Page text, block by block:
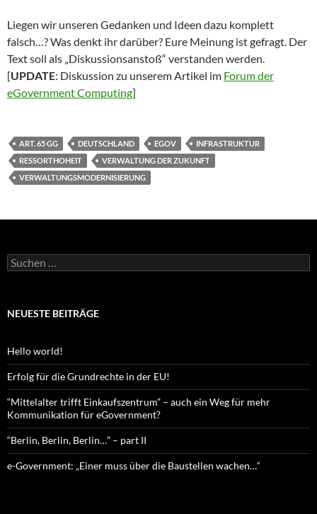
Liegen wir unseren Gedanken und Ideen dazu komplett
falsch…? Was denkt ihr darüber? Eure Meinung ist gefragt. Der
Text soll als „Diskussionsanstoß“ verstanden werden.
[UPDATE: Diskussion zu unserem Artikel im Forum der
eGovernment Computing]
ART. 65 GG DEUTSCHLAND EGOV
INFRASTRUKTUR
RESSORTHOHEIT
VERWALTUNG DER ZUKUNFT
VERWALTUNGSMODERNISIERUNG
Suchen
nach:
NEUESTE BEITRÄGE
Hello world!
Erfolg für die Grundrechte in der EU!
“Mittelalter trifft Einkaufszentrum” – auch ein Weg für mehr
Kommunikation für eGovernment?
“Berlin, Berlin, Berlin…” – part II
e-Government: „Einer muss über die Baustellen wachen…“